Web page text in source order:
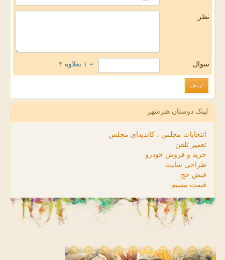
نظر:
سوال: = ۱ بعلاوه ۳
لینک دوستان هنرشهر
انتخابات مجلس ، کاندیدای مجلس
تعمیر تلفن
خرید و فروش خودرو
طراحی سایت
فیش حج
قیمت بیسیم